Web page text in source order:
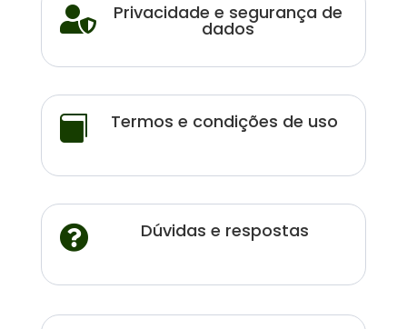
 Privacidade e segurança de
dados
 Termos e condições de uso
 Dúvidas e respostas